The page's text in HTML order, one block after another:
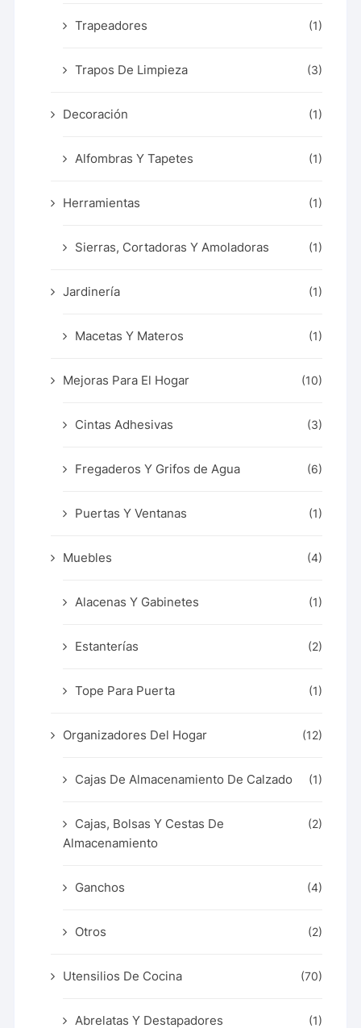
Trapeadores (1)
Trapos De Limpieza (3)
Decoración (1)
Alfombras Y Tapetes (1)
Herramientas (1)
Sierras, Cortadoras Y Amoladoras (1)
Jardinería (1)
Macetas Y Materos (1)
Mejoras Para El Hogar (10)
Cintas Adhesivas (3)
Fregaderos Y Grifos de Agua (6)
Puertas Y Ventanas (1)
Muebles (4)
Alacenas Y Gabinetes (1)
Estanterías (2)
Tope Para Puerta (1)
Organizadores Del Hogar (12)
Cajas De Almacenamiento De Calzado (1)
Cajas, Bolsas Y Cestas De
Almacenamiento
(2)
Ganchos (4)
Otros (2)
Utensilios De Cocina (70)
Abrelatas Y Destapadores (1)